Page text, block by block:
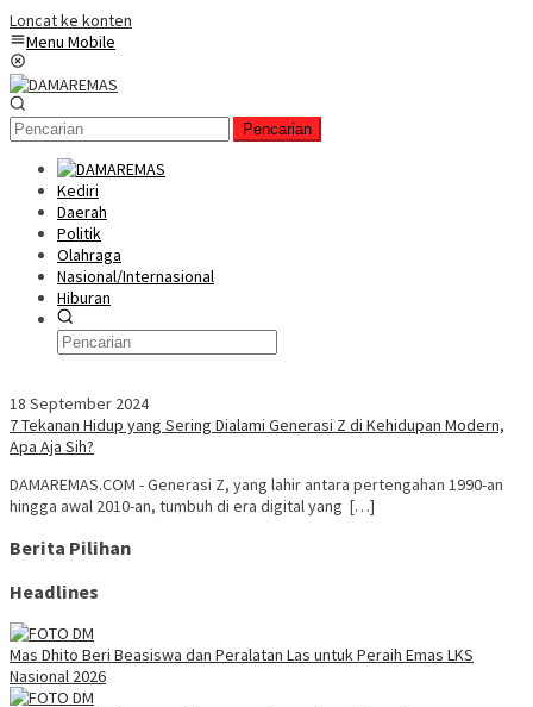
Loncat ke konten
Menu Mobile
Pencarian
Kediri
Daerah
Politik
Olahraga
Nasional/Internasional
Hiburan
18 September 2024
7 Tekanan Hidup yang Sering Dialami Generasi Z di Kehidupan Modern,
Apa Aja Sih?
DAMAREMAS.COM - Generasi Z, yang lahir antara pertengahan 1990-an
hingga awal 2010-an, tumbuh di era digital yang […]
Berita Pilihan
Headlines
Mas Dhito Beri Beasiswa dan Peralatan Las untuk Peraih Emas LKS
Nasional 2026